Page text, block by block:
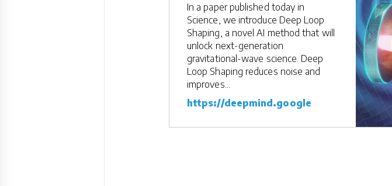
In a paper published today in
Science, we introduce Deep Loop
Shaping, a novel AI method that will
unlock next-generation
gravitational-wave science. Deep
Loop Shaping reduces noise and
improves...
https://deepmind.google